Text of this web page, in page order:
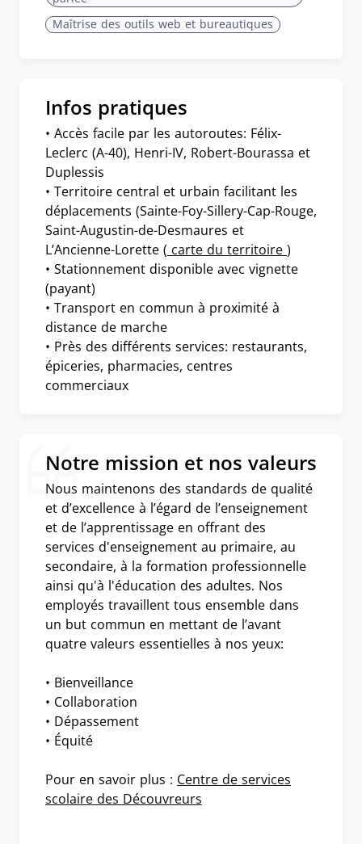
Maîtrise des outils web et bureautiques
Infos pratiques
• Accès facile par les autoroutes: Félix-
Leclerc (A-40), Henri-IV, Robert-Bourassa et
Duplessis
• Territoire central et urbain facilitant les
déplacements (Sainte-Foy-Sillery-Cap-Rouge,
Saint-Augustin-de-Desmaures et
L’Ancienne-Lorette ( carte du territoire )
• Stationnement disponible avec vignette
(payant)
• Transport en commun à proximité à
distance de marche
• Près des différents services: restaurants,
épiceries, pharmacies, centres
commerciaux
Notre mission et nos valeurs
Nous maintenons des standards de qualité
et d’excellence à l’égard de l’enseignement
et de l’apprentissage en offrant des
services d'enseignement au primaire, au
secondaire, à la formation professionnelle
ainsi qu'à l'éducation des adultes. Nos
employés travaillent tous ensemble dans
un but commun en mettant de l’avant
quatre valeurs essentielles à nos yeux:
• Bienveillance
• Collaboration
• Dépassement
• Équité
Pour en savoir plus : Centre de services
scolaire des Découvreurs